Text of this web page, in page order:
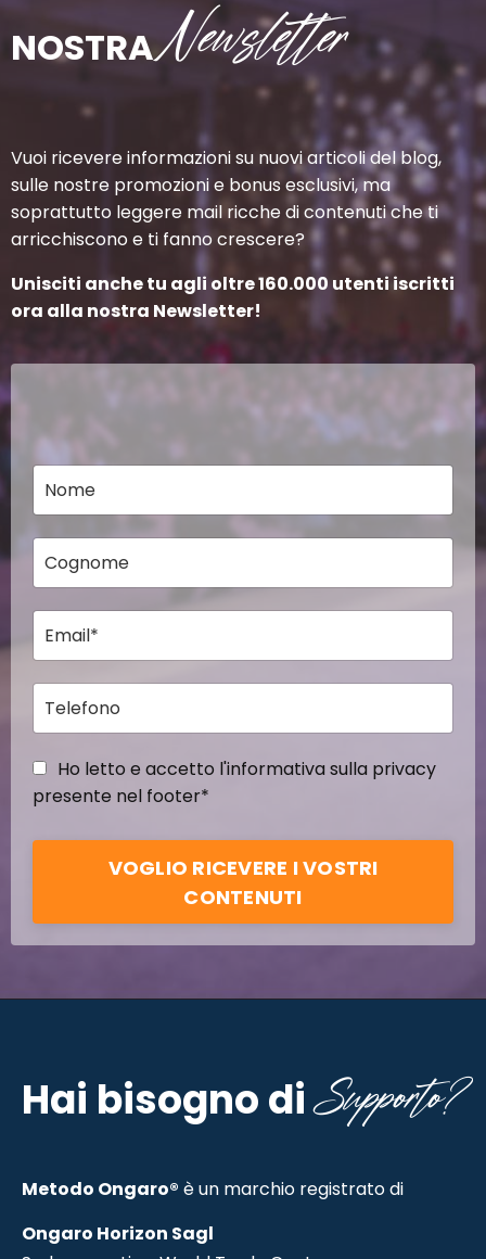
NOSTRANewsletter
Vuoi ricevere informazioni su nuovi articoli del blog,
sulle nostre promozioni e bonus esclusivi, ma
soprattutto leggere mail ricche di contenuti che ti
arricchiscono e ti fanno crescere?
Unisciti anche tu agli oltre 160.000 utenti iscritti
ora alla nostra Newsletter!
Ho letto e accetto l'informativa sulla privacy
presente nel footer*
VOGLIO RICEVERE I VOSTRI
CONTENUTI
Hai bisogno diSupporto?
Metodo Ongaro® è un marchio registrato di
Ongaro Horizon Sagl